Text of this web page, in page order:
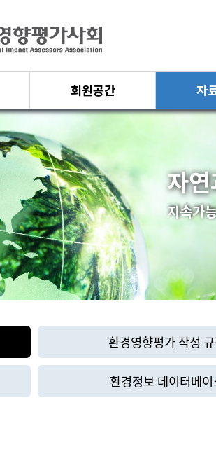
회원공간 자
자
지속가
환경영향평가 작성
환경정보 데이터베